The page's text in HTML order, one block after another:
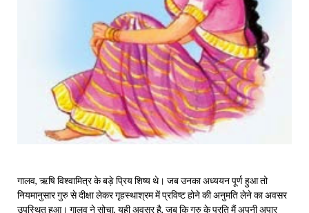
गालव, ऋषि विश्वामित्र के बड़े प्रिय शिष्य थे। जब उनका अध्ययन पूर्ण हुआ तो
नियमानुसार गुरु से दीक्षा लेकर गृहस्थाश्रम में प्रविष्ट होने की अनुमति लेने का अवसर
उपस्थित हुआ। गालव ने सोचा, यही अवसर है, जब कि गुरु के प्रति मैं अपनी अपार